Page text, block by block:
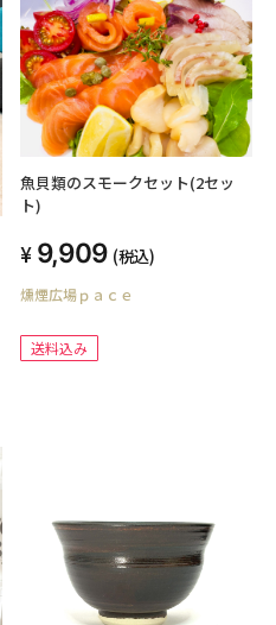
魚貝類のスモークセット(2セッ
ト)
9,909 (税込)
燻煙広場ｐａｃｅ
送料込み